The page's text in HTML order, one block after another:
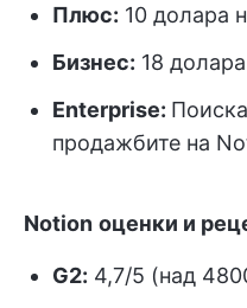
Плюс: 10 долара
Бизнес: 18
Enterprise:
продажбите на
Notion оценки и
G2: 4,7/5 (над